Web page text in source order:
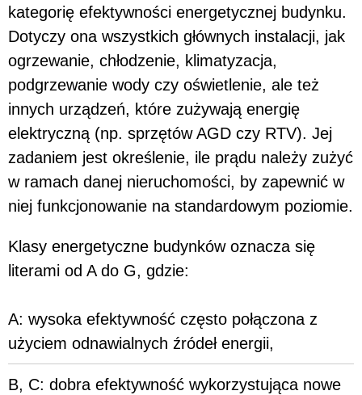
kategorię efektywności energetycznej budynku.
Dotyczy ona wszystkich głównych instalacji, jak
ogrzewanie, chłodzenie, klimatyzacja,
podgrzewanie wody czy oświetlenie, ale też
innych urządzeń, które zużywają energię
elektryczną (np. sprzętów AGD czy RTV). Jej
zadaniem jest określenie, ile prądu należy zużyć
w ramach danej nieruchomości, by zapewnić w
niej funkcjonowanie na standardowym poziomie.
Klasy energetyczne budynków oznacza się
literami od A do G, gdzie:
A: wysoka efektywność często połączona z
użyciem odnawialnych źródeł energii,
B, C: dobra efektywność wykorzystująca nowe